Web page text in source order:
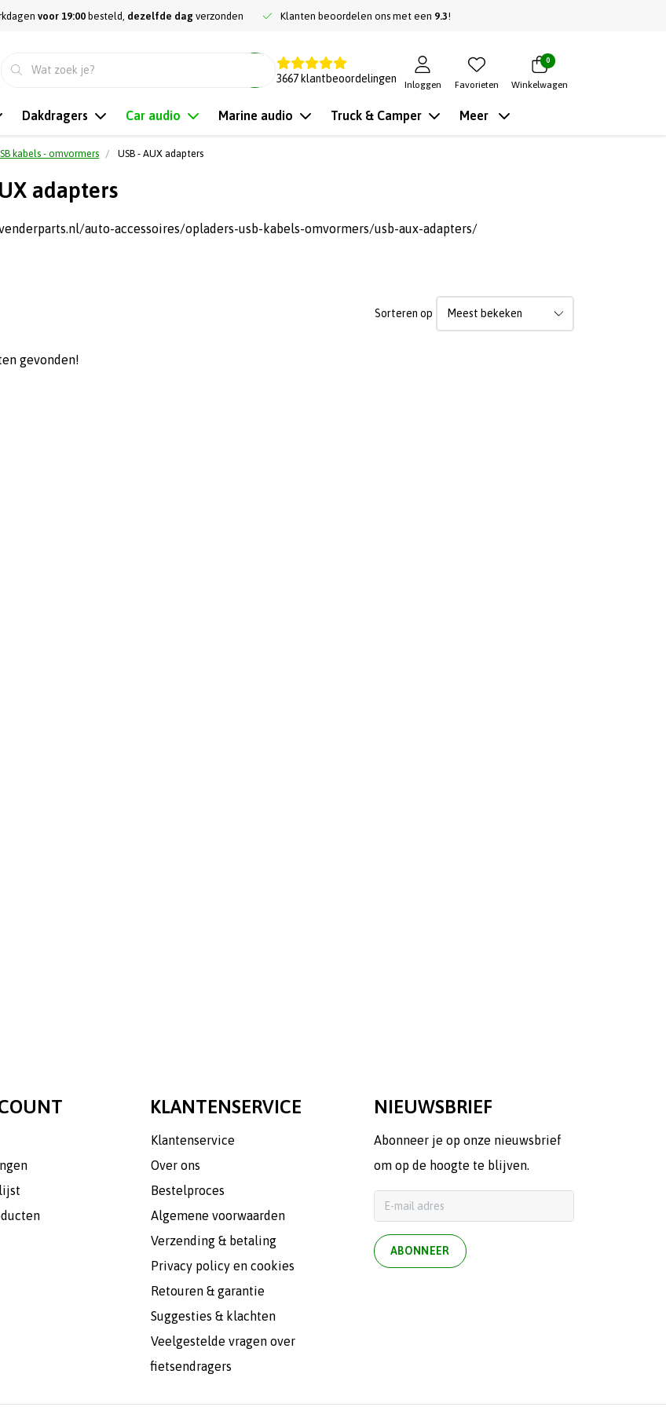
voor 19:00 besteld, dezelfde dag verzonden Klanten beoordelen ons met een 9.3!
3667 klantbeoordelingen
Inloggen Favorieten
0
Winkelwagen
Dakdragers Car audio Marine audio Truck & Camper Meer
kabels - omvormers USB - AUX adapters
adapters
auto-accessoires/opladers-usb-kabels-omvormers/usb-aux-adapters/
Sorteren op
gevonden!
KLANTENSERVICE
Klantenservice
Over ons
Bestelproces
Algemene voorwaarden
Verzending & betaling
Privacy policy en cookies
Retouren & garantie
Suggesties & klachten
Veelgestelde vragen over
fietsendragers
NIEUWSBRIEF
Abonneer je op onze nieuwsbrief
om op de hoogte te blijven.
ABONNEER